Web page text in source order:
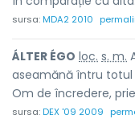
sursa:MDA2 2010
ÁLTER ÉGO loc. s. m.
aseamănă întru totul
Om de încredere,
sursa:DEX '09 2009